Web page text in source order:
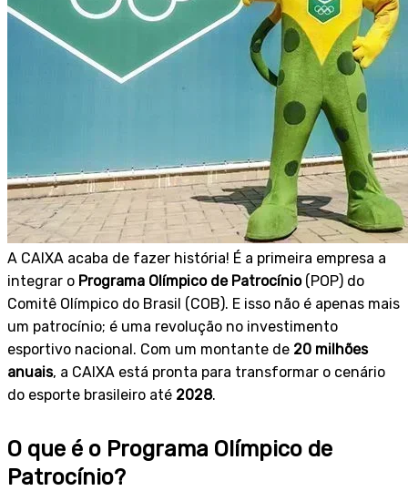
A CAIXA acaba de fazer história! É a primeira empresa a
integrar o Programa Olímpico de Patrocínio(POP) do
Comitê Olímpico do Brasil (COB). E isso não é apenas mais
um patrocínio; é uma revolução no investimento
esportivo nacional. Com um montante de 20 milhões
anuais, a CAIXA está pronta para transformar o cenário
do esporte brasileiro até 2028.
O que é o Programa Olímpico de
Patrocínio?